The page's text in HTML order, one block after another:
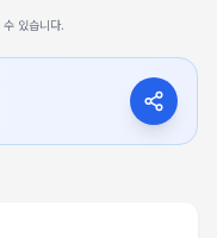
있습니다.